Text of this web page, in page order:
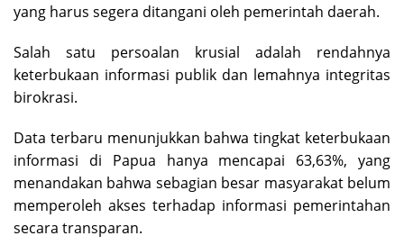
yang harus segera ditangani oleh pemerintah daerah.
Salah satu persoalan krusial adalah rendahnya
keterbukaan informasi publik dan lemahnya integritas
birokrasi.
Data terbaru menunjukkan bahwa tingkat keterbukaan
informasi di Papua hanya mencapai 63,63%, yang
menandakan bahwa sebagian besar masyarakat belum
memperoleh akses terhadap informasi pemerintahan
secara transparan.